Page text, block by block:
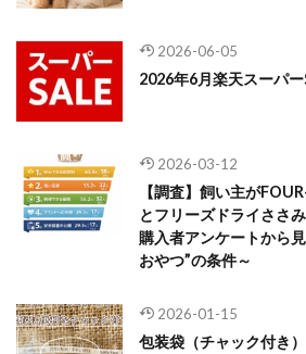
2026-06-05
2026年6月楽天スーパー
2026-03-12
【調査】飼い主が
とフリーズドライささ
購入者アンケートから
おやつ”の条件～
2026-01-15
包装袋（チャック付き